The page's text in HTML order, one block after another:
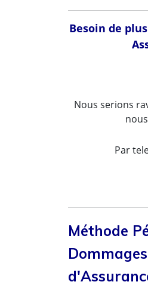
Besoin de
Nous serions
Par
Méthode